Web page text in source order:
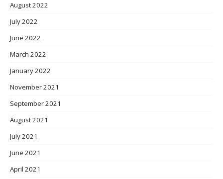
August 2022
July 2022
June 2022
March 2022
January 2022
November 2021
September 2021
August 2021
July 2021
June 2021
April 2021